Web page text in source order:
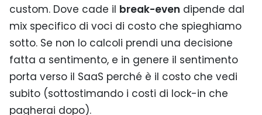
custom. Dove cade il break-even dipende dal
mix specifico di voci di costo che spieghiamo
sotto. Se non lo calcoli prendi una decisione
fatta a sentimento, e in genere il sentimento
porta verso il SaaS perché è il costo che vedi
subito (sottostimando i costi di lock-in che
pagherai dopo).